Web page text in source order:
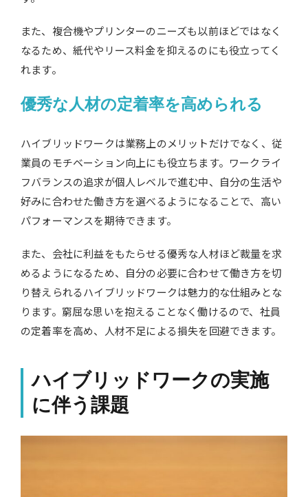
また、複合機やプリンターのニーズも以前ほどではなく
なるため、紙代やリース料金を抑えるのにも役立ってく
れます。
優秀な人材の定着率を高められる
ハイブリッドワークは業務上のメリットだけでなく、従
業員のモチベーション向上にも役立ちます。ワークライ
フバランスの追求が個人レベルで進む中、自分の生活や
好みに合わせた働き方を選べるようになることで、高い
パフォーマンスを期待できます。
また、会社に利益をもたらせる優秀な人材ほど裁量を求
めるようになるため、自分の必要に合わせて働き方を切
り替えられるハイブリッドワークは魅力的な仕組みとな
ります。窮屈な思いを抱えることなく働けるので、社員
の定着率を高め、人材不足による損失を回避できます。
ハイブリッドワークの実施
に伴う課題